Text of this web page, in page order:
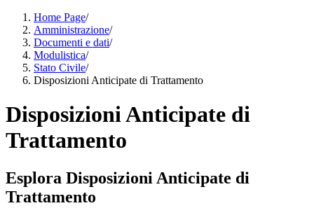
Home Page/
Amministrazione/
Documenti e dati/
Modulistica/
Stato Civile/
Disposizioni Anticipate di Trattamento
Disposizioni Anticipate di
Trattamento
Esplora Disposizioni Anticipate di
Trattamento